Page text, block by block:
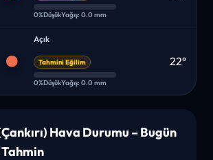
0%DüşükYağış: 0.0 mm
Açık
Tahmini Eğilim
0%DüşükYağış: 0.0 mm
22°
Hava Durumu – Bugün
Tahmin